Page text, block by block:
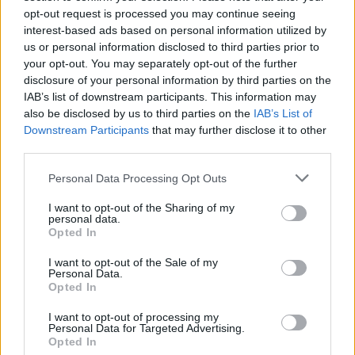
opt-out request is processed you may continue seeing
interest-based ads based on personal information utilized by
us or personal information disclosed to third parties prior to
your opt-out. You may separately opt-out of the further
disclosure of your personal information by third parties on the
IAB’s list of downstream participants. This information may
also be disclosed by us to third parties on the IAB’s List of
Downstream Participants that may further disclose it to other
Please note that this website/app uses one or more Google
not limited to your visit or usage behaviour. You may click to
grant or deny consent to Google and its third-party tags to
use your data for below specified purposes in below Google
consent section.
Personal Data Processing Opt Outs
I want to opt-out of the Sharing of my
personal data.
Opted In
I want to opt-out of the Sale of my
Personal Data.
Opted In
I want to opt-out of processing my
Personal Data for Targeted Advertising.
Opted In
szakmáról beszélnek, mégis sok mindent
megtudunk róluk, na nem azt, hogy kivel és hogyan
élik a magánéletüket, hanem arról, hogy miként
váltak olyan formátumú személyiségekké, hogy
valóban kíváncsiak legyünk rájuk. A sok
percembernyi sztárocska között igazi felüdülés
valódi művészekkel készült valódi beszélgetéseket
olvasni, ezt nem szabad elsietni, szépen lassan,
komótosan kell belemélyedni az interjúkba,
meglepődünk, hogy mennyi érdekességet tudunk
meg a színházról, ami egy külön szakma, tele
rejtélyekkel és misztikummal, de mégiscsak
ugyanolyan munka, mint bármi más, a színészek
pedig nem istenek, hanem ugyanolyan esendő
emberek, mint mi magunk, miközben mindvégig
megőrzik szakmai és emberi méltóságukat az
interjúalanyok. Örömbeszélgetések ezek, kollégák
között, akik ismerik egymás rezdüléseit, mégis
tudnak úgy társalogni egymással, hogy az érdekes
legyen a kívülállók számára is, bele tudják vinni az